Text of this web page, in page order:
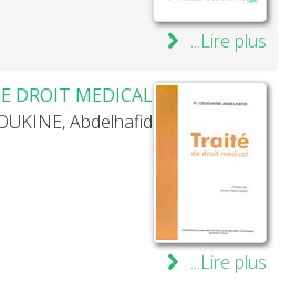
Lire plus...
DROIT MEDICAL
Abdelhafid
Lire plus...